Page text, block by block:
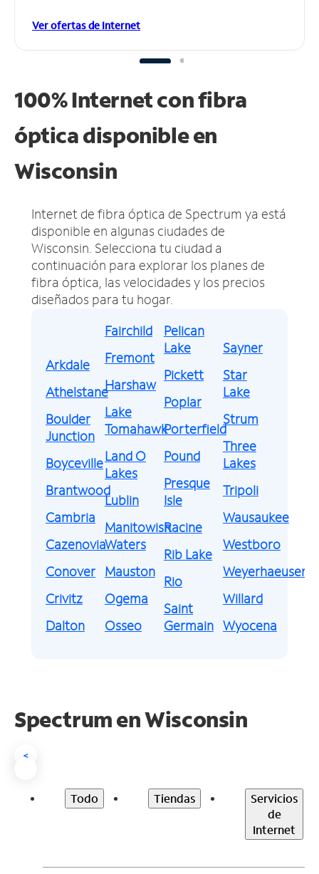
Ver ofertas de Internet
100% Internet con fibra
óptica disponible en
Wisconsin
Internet de fibra óptica de Spectrum ya está
disponible en algunas ciudades de
Wisconsin. Selecciona tu ciudad a
continuación para explorar los planes de
fibra óptica, las velocidades y los precios
diseñados para tu hogar.
Arkdale
Athelstane
Boulder
Junction
Boyceville
Brantwood
Cambria
Cazenovia
Conover
Crivitz
Dalton
Fairchild
Fremont
Harshaw
Lake
Tomahawk
Land O
Lakes
Lublin
Manitowish
Waters
Mauston
Ogema
Osseo
Pelican
Lake
Pickett
Poplar
Porterfield
Pound
Presque
Isle
Racine
Rib Lake
Rio
Saint
Germain
Sayner
Star
Lake
Strum
Three
Lakes
Tripoli
Wausaukee
Westboro
Weyerhaeuser
Willard
Wyocena
Spectrum enWisconsin
<
Todo Tiendas
Servicios
de
Internet